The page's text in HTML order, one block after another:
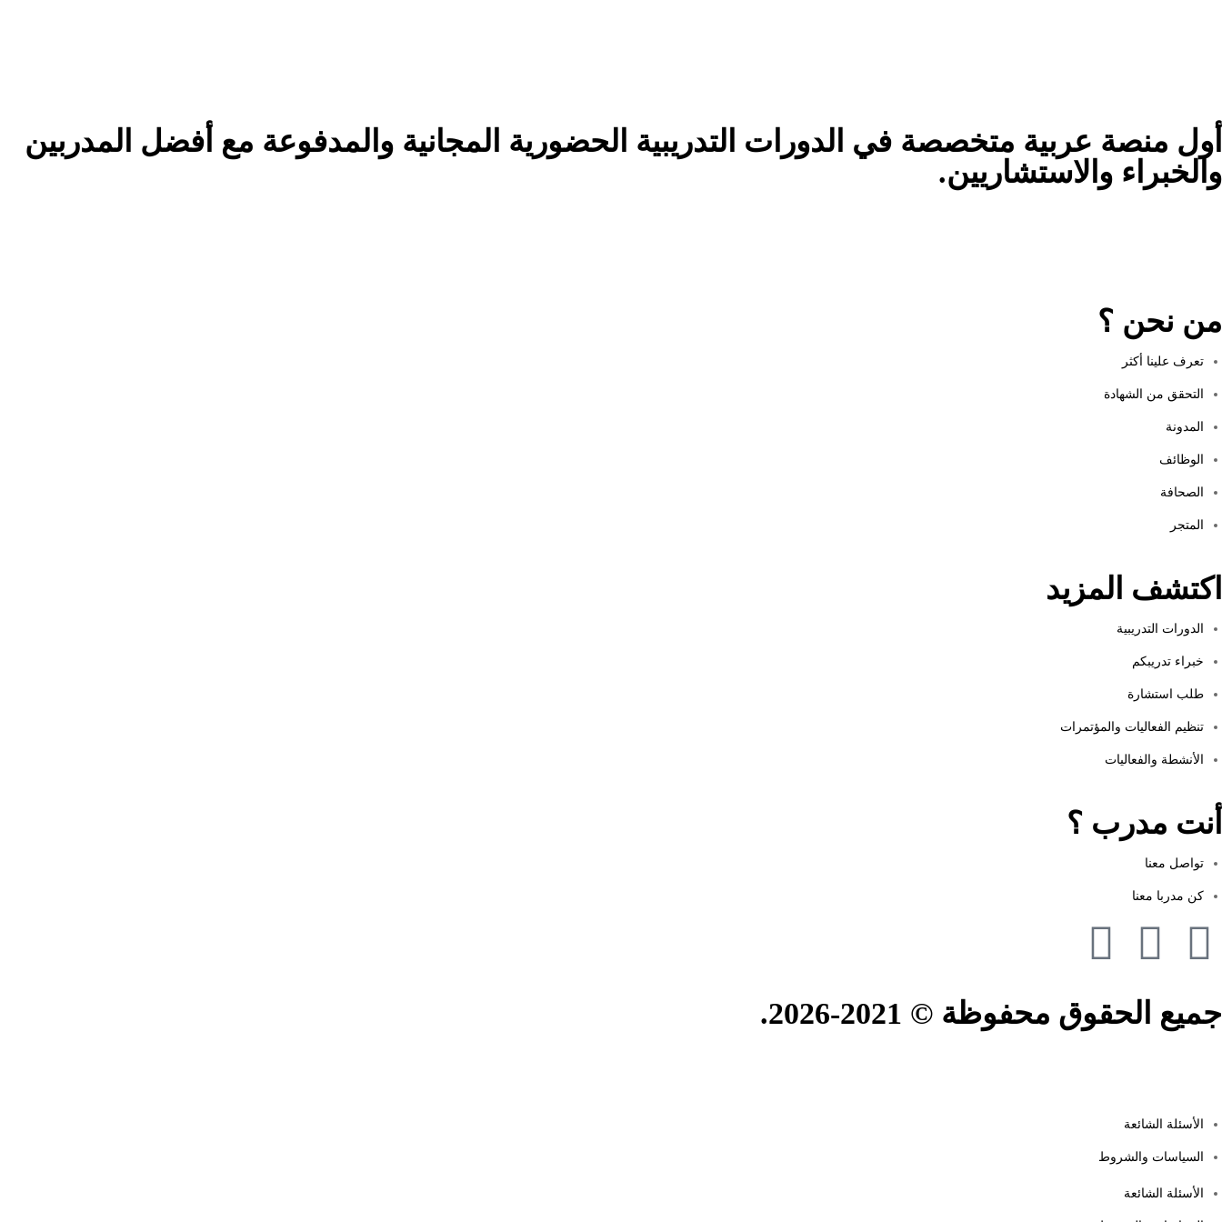
أول منصة عربية متخصصة في الدورات التدريبية الحضورية المجانية والمدفوعة مع أفضل المدربين
والخبراء والاستشاريين.
من نحن ؟
تعرف علينا أكثر
التحقق من الشهادة
المدونة
الوظائف
الصحافة
المتجر
اكتشف المزيد
الدورات التدريبية
خبراء تدريبكم
طلب استشارة
تنظيم الفعاليات والمؤتمرات
الأنشطة والفعاليات
أنت مدرب ؟
تواصل معنا
كن مدربا معنا
جميع الحقوق محفوظة © 2021-2026.
الأسئلة الشائعة
السياسات والشروط
الأسئلة الشائعة